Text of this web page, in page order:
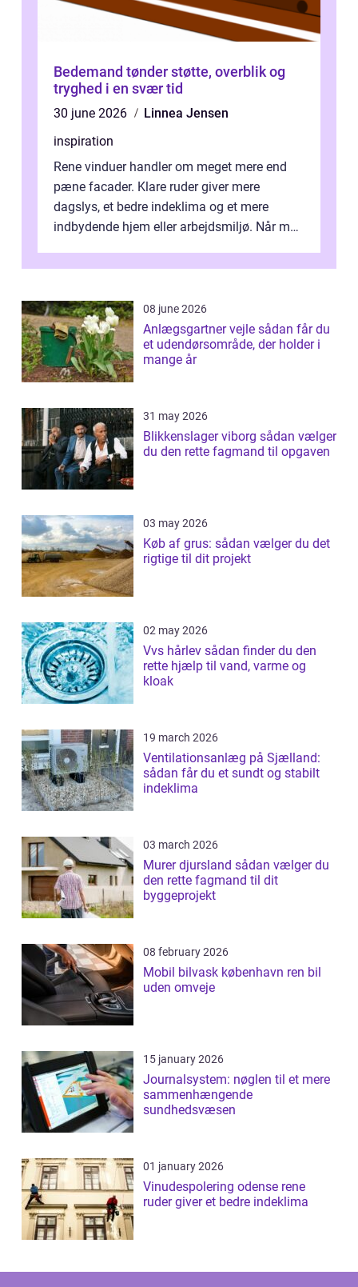
Bedemand tønder støtte, overblik og
tryghed i en svær tid
30 june 2026
Linnea Jensen
inspiration
Rene vinduer handler om meget mere end
pæne facader. Klare ruder giver mere
dagslys, et bedre indeklima og et mere
indbydende hjem eller arbejdsmiljø. Når man
08 june 2026
Anlægsgartner vejle sådan får du
et udendørsområde, der holder i
mange år
31 may 2026
Blikkenslager viborg sådan vælger
du den rette fagmand til opgaven
03 may 2026
Køb af grus: sådan vælger du det
rigtige til dit projekt
02 may 2026
Vvs hårlev sådan finder du den
rette hjælp til vand, varme og
kloak
19 march 2026
Ventilationsanlæg på Sjælland:
sådan får du et sundt og stabilt
indeklima
03 march 2026
Murer djursland sådan vælger du
den rette fagmand til dit
byggeprojekt
08 february 2026
Mobil bilvask københavn ren bil
uden omveje
15 january 2026
Journalsystem: nøglen til et mere
sammenhængende
sundhedsvæsen
01 january 2026
Vinudespolering odense rene
ruder giver et bedre indeklima